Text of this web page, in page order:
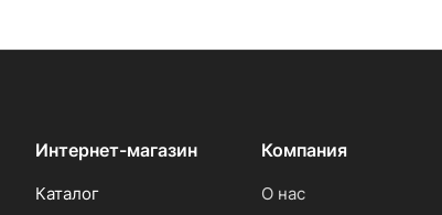
Интернет-магазин
Каталог
Компания
О нас